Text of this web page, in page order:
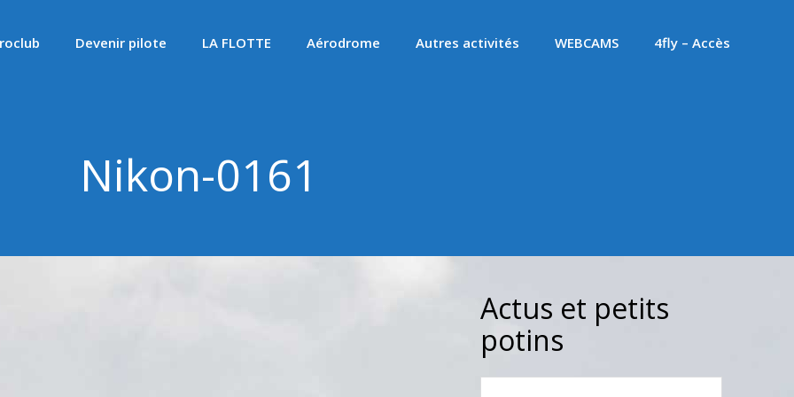
Devenir pilote LA FLOTTE Aérodrome Autres activités WEBCAMS 4fly – Accès
Nikon-0161
Actus et petits
potins